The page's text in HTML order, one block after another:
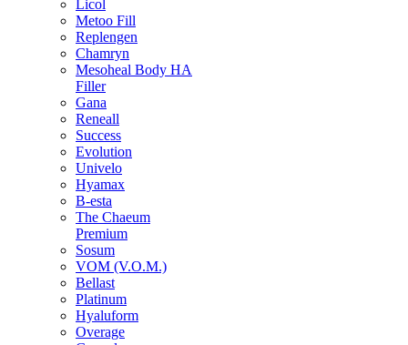
Licol
Metoo Fill
Replengen
Chamryn
Mesoheal Body HA
Filler
Gana
Reneall
Success
Evolution
Univelo
Hyamax
B-esta
The Chaeum
Premium
Sosum
VOM (V.O.M.)
Bellast
Platinum
Hyaluform
Overage